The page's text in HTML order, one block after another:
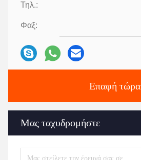
Τηλ.:
Φαξ:
Επαφή τώρα
Μας ταχυδρομήστε